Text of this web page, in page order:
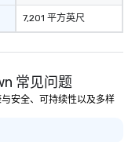
7,201 平方英尺
常见问题
安全、可持续性以及多样